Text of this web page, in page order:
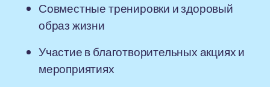
Совместные тренировки и здоровый
образ жизни
Участие в благотворительных акциях и
мероприятиях